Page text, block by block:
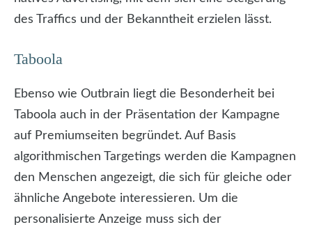
des Traffics und der Bekanntheit erzielen lässt.
Taboola
Ebenso wie Outbrain liegt die Besonderheit bei
Taboola auch in der Präsentation der Kampagne
auf Premiumseiten begründet. Auf Basis
algorithmischen Targetings werden die Kampagnen
den Menschen angezeigt, die sich für gleiche oder
ähnliche Angebote interessieren. Um die
personalisierte Anzeige muss sich der